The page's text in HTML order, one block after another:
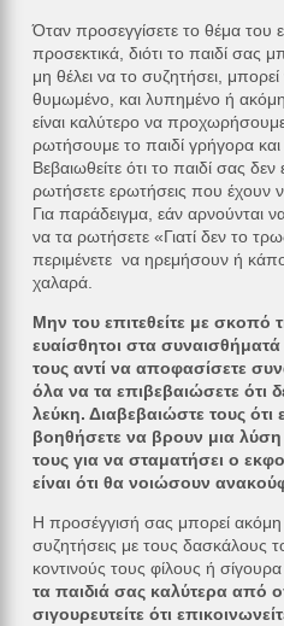
Όταν προσεγγίσετε το θέμα
προσεκτικά, διότι το παιδί σας
μη θέλει να το συζητήσει, μπορεί
θυμωμένο, και λυπημένο ή ακόμη
είναι καλύτερο να
ρωτήσουμε το παιδί γρήγορα
Βεβαιωθείτε ότι το παιδί σας
ρωτήσετε ερωτήσεις που έχουν
Για παράδειγμα, εάν αρνούνται
να τα ρωτήσετε «Γιατί δεν το
περιμένετε να ηρεμήσουν ή
χαλαρά.
Μην του επιτεθείτε με σκοπό
ευαίσθητοι στα
τους αντί να αποφασίσετε
όλα να τα επιβεβαιώσετε ότι
λεύκη. Διαβεβαιώστε τους ότι
βοηθήσετε να βρουν μια λύση
τους για να σταματήσει ο
είναι ότι θα νοιώσουν
Η προσέγγισή σας μπορεί ακόμη
συζητήσεις με τους δασκάλους
κοντινούς τους φίλους ή
τα παιδιά σας καλύτερα από
σιγουρευτείτε ότι